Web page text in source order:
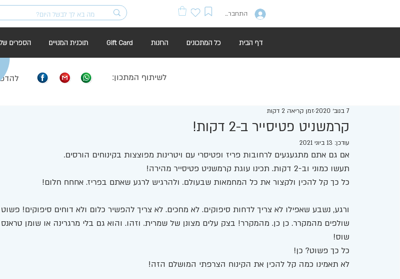
התחברות
דף הבית כל המתכונים החנות Gift Card תוכנית המנויים הספרים
לשיתוף המתכון:
קרמשניט פטיסייר ב-2 דקות!
7 בנוב׳ 2020 זמן קריאה 2 דקות
עודכן: 13 ביוני 2021
אם גם אתם מתגעגעים לרחובות פריז ופטיסרי עם ויטרינות מפוצצות בקינוחים הורסים.
תעשו כמוני וב-2 דקות. תכינו עוגת קרמשניט פטיסייר מהירה!
כל כך קל להכין ולקצור את כל המחמאות שבעולם. ולהרגיש לרגע שאתם בפריז. אחחח חלום!
ורגע, נשבע שאפילו לא צריך לדחות סיפוקים. לא מחכים. לא צריך להפשיר כלום ולא דוחים סיפוקים! פשוט
שולפים מהמקרר. כן כן. מהמקרר! בצק עלים מצונן של שמרית. וזהו. והוא גם בלי מרגרינה או שומן
שוס!
כל כך פשוט? כן!
לא תאמינו כמה קל להכין את הקינוח הצרפתי המושלם הזה!